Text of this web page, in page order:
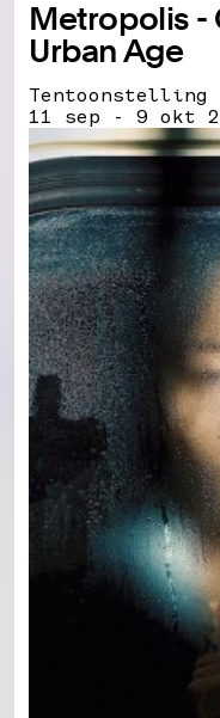
Metropolis -
Urban Age
Tentoonstelling
11 sep - 9 okt